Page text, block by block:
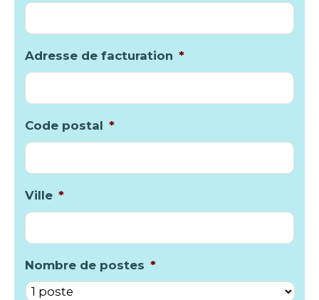
Adresse de facturation *
Code postal *
Ville *
Nombre de postes *